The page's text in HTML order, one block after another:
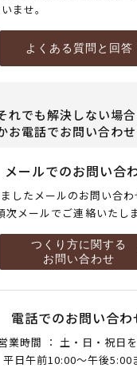
ませ。
よくある質問と回答
れでも解決しない場合
お電話でお問い合わせ
メールでのお問い合
したメールのお問い合わ
次メールでご連絡いたしま
つくり方に関する
お問い合わせ
電話でのお問い合わ
業時間 ： 土・日・祝日
平日午前10:00～午後5:00